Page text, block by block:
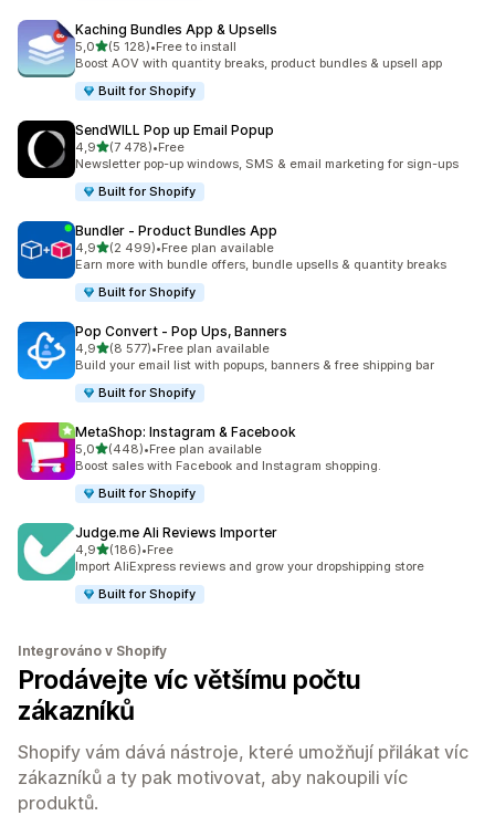
Kaching Bundles App & Upsells
5,0z 5 hvězd
(5 128)
Celkový počet recenzí: 5128
•Free to install
Boost AOV with quantity breaks, product bundles & upsell app
Built for Shopify
SendWILL Pop up Email Popup
4,9z 5 hvězd
(7 478)
Celkový počet recenzí: 7478
•Free
Newsletter pop-up windows, SMS & email marketing for sign-ups
Built for Shopify
Bundler ‑ Product Bundles App
4,9z 5 hvězd
(2 499)
Celkový počet recenzí: 2499
•Free plan available
Earn more with bundle offers, bundle upsells & quantity breaks
Built for Shopify
Pop Convert ‑ Pop Ups, Banners
4,9z 5 hvězd
(8 577)
Celkový počet recenzí: 8577
•Free plan available
Build your email list with popups, banners & free shipping bar
Built for Shopify
MetaShop: Instagram & Facebook
5,0z 5 hvězd
(448)
Celkový počet recenzí: 448
•Free plan available
Boost sales with Facebook and Instagram shopping.
Built for Shopify
Judge.me Ali Reviews Importer
4,9z 5 hvězd
(186)
Celkový počet recenzí: 186
•Free
Import AliExpress reviews and grow your dropshipping store
Built for Shopify
Integrováno v Shopify
Prodávejte víc většímu počtu
zákazníků
Shopify vám dává nástroje, které umožňují přilákat víc
zákazníků a ty pak motivovat, aby nakoupili víc
produktů.